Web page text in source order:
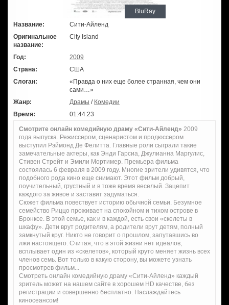
BluRay
Название:
Сити-Айленд
Оригинальное
название:
City Island
Год:
2009
Страна:
США
Слоган:
«Правда о них еще более странная, чем они
сами…»
Жанр:
Драмы / Комедии
Время:
01:44:23
Смотрите онлайн комедийную драму «Сити-Айленд» 2009
года выпуска. Режиссером, сценаристом и продюссером
выступил Рэймонд Де Фелитта. Главные роли сыграли такие
замечательные актеры, как Энди Гарсиа, Джулианна Маргулис,
Стивен Стрейт и Эмили Мортимер. Премьера фильма
состоялась 6 февраля в 2009 году. Многие зрители удивятся, что
подобного рода кино еще снимают. Этот фильм добрый,
поучительный, грустный и в тоже время веселый. Зацепит
каждого за живое и заставит задуматься.
Сюжет фильма повествует историю обычной семьи. Безумное
семейство Риццо проживает на спокойном и тихом острове в
Бронксе. В этой семье, как и в каждой, есть свои «скелеты в
шкафу». Дети врут родителям, а родители врут детям, полный
замкнутый круг. Никто не говорит о прошлом, запутавшись во
лжи настоящего. Считая, что в этой жизни нет идеалов,
всплывает один из «скелетов», который круто меняет жизнь всех
членов семь. Вот только в какую сторону, вы можете узнать
просмотрев фильм...
Смотреть онлайн комедийную драму «Сити-Айленд» каждый
зритель может на нашем сайте в хорошем HD качестве, без
регистрации и совершенно бесплатно. Наслаждайтесь
киносеансом!